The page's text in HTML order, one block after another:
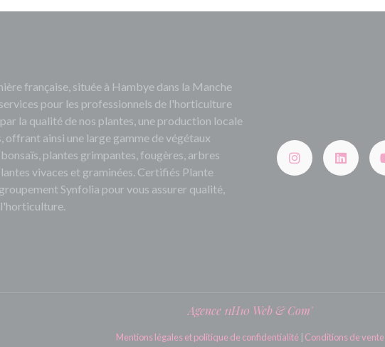
française, située à Hambye dans la Manche
pour les professionnels de l'horticulture
la qualité de nos plantes, une production locale
ainsi une large gamme de végétaux
plantes grimpantes, fougères, arbres
vivaces et graminées. Certifiés Plante
Synfolia pour vous assurer qualité,
Agence 11H10 Web & Com'
Mentions légales et politique de confidentialité Conditions de vente